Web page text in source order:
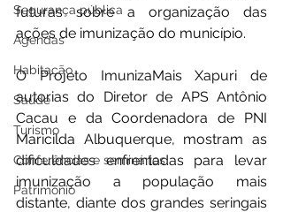
Segurança pública
Agendas
Habitação
Saúde
Turismo
Conferências e seminários
Patrimônio
futuras sobre a organização das
ações de imunização do município.
O Projeto ImunizaMais Xapuri de
autorias do Diretor de APS Antônio
Cacau e da Coordenadora de PNI
Maricilda Albuquerque, mostram as
dificuldades enfrentadas para levar
imunização a população mais
distante, diante dos grandes seringais